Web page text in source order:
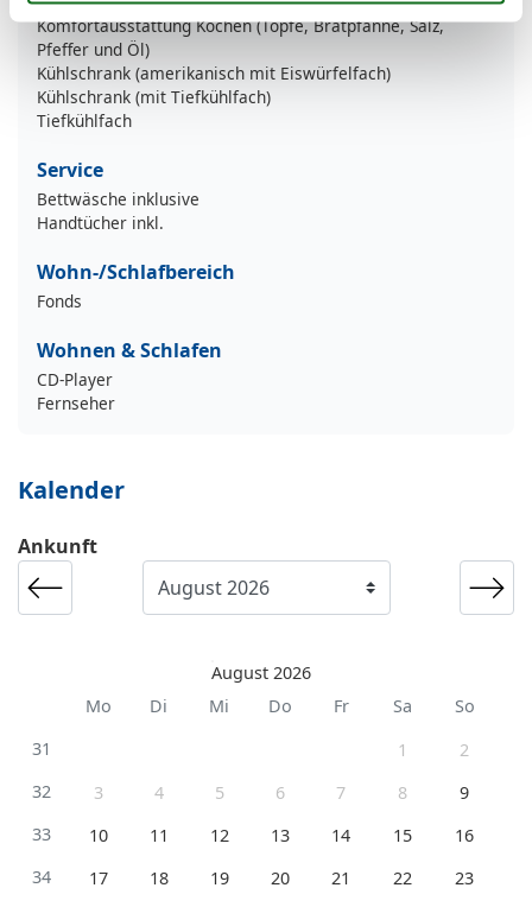
Komfortausstattung Kochen (Töpfe, Bratpfanne, Salz,
Pfeffer und Öl)
Kühlschrank (amerikanisch mit Eiswürfelfach)
Kühlschrank (mit Tiefkühlfach)
Tiefkühlfach
Service
Bettwäsche inklusive
Handtücher inkl.
Wohn-/Schlafbereich
Fonds
Wohnen & Schlafen
CD-Player
Fernseher
Kalender
Ankunft
August 2026
Mo
Di Mi Do Fr Sa
So
31
1
2
32
3 4 5 6 7 8
9
33
10 11 12 13 14 15
16
34
17 18 19 20 21 22
23